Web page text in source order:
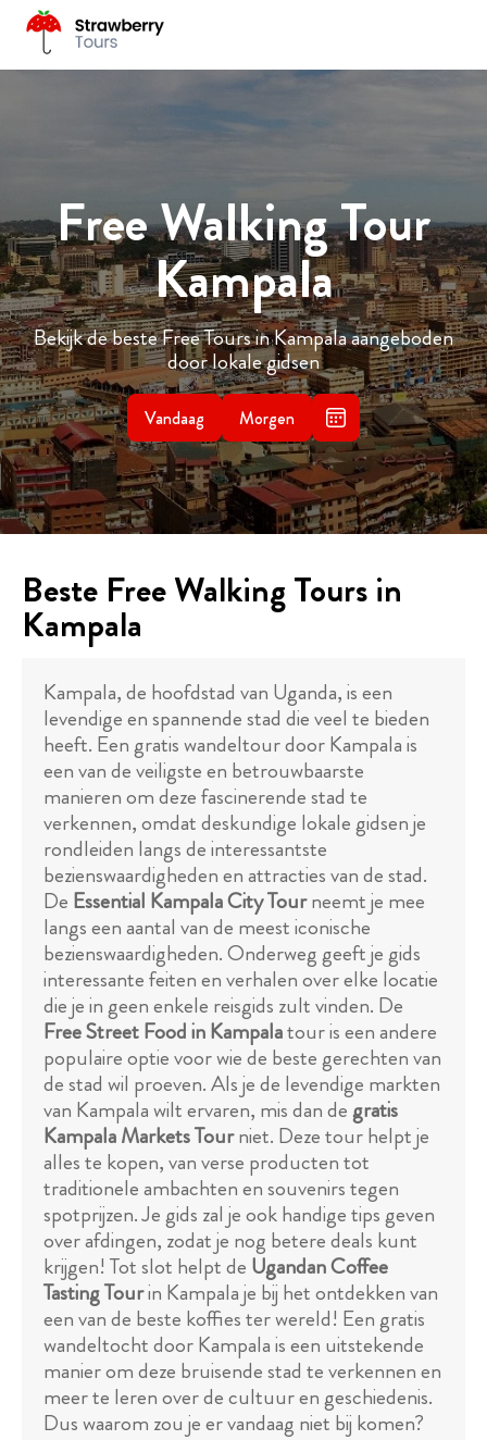
Free Walking Tour
Kampala
Bekijk de beste Free Tours in Kampala aangeboden
door lokale gidsen
Vandaag Morgen
Beste Free Walking Tours in
Kampala
Kampala, de hoofdstad van Uganda, is een
levendige en spannende stad die veel te bieden
heeft. Een gratis wandeltour door Kampala is
een van de veiligste en betrouwbaarste
manieren om deze fascinerende stad te
verkennen, omdat deskundige lokale gidsen je
rondleiden langs de interessantste
bezienswaardigheden en attracties van de stad.
De Essential Kampala City Tourneemt je mee
langs een aantal van de meest iconische
bezienswaardigheden. Onderweg geeft je gids
interessante feiten en verhalen over elke locatie
die je in geen enkele reisgids zult vinden. De
Free Street Food in Kampalatour is een andere
populaire optie voor wie de beste gerechten van
de stad wil proeven. Als je de levendige markten
van Kampala wilt ervaren, mis dan degratis
Kampala Markets Tourniet. Deze tour helpt je
alles te kopen, van verse producten tot
traditionele ambachten en souvenirs tegen
spotprijzen. Je gids zal je ook handige tips geven
over afdingen, zodat je nog betere deals kunt
krijgen! Tot slot helpt de Ugandan Coffee
Tasting Tourin Kampala je bij het ontdekken van
een van de beste koffies ter wereld! Een gratis
wandeltocht door Kampala is een uitstekende
manier om deze bruisende stad te verkennen en
meer te leren over de cultuur en geschiedenis.
Dus waarom zou je er vandaag niet bij komen?